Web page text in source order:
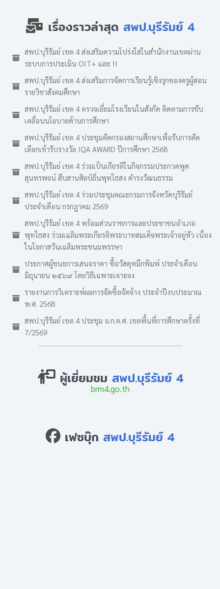
เรื่องราวล่าสุด สพป.บุรีรัมย์ 4
สพป.บุรีรัมย์ เขต 4 ส่งเสริมความโปร่งใสในสำนักงานเขตผ่าน
ระบบการประเมิน OIT+ และ II
สพป.บุรีรัมย์ เขต 4 ส่งเสริมการจัดการเรียนรู้เชิงรุกของครูผู้สอน
รายวิชาสังคมศึกษา
สพป.บุรีรัมย์ เขต 4 ตรวจเยี่ยมโรงเรียนในสังกัด ติดตามการขับ
เคลื่อนนโยบายด้านการศึกษา
สพป.บุรีรัมย์ เขต 4 ประชุมคัดกรองสถานศึกษาเพื่อรับการคัด
เลือกเข้ารับรางวัล IQA AWARD ปีการศึกษา 2568
สพป.บุรีรัมย์ เขต 4 ร่วมเป็นเกียรติในกิจกรรมประกวดพูด
สุนทรพจน์ สืบสานศิลป์ถิ่นพุทไธสง ดำรงวัฒนธรรม
สพป.บุรีรัมย์ เขต 4 ร่วมประชุมคณะกรมการจังหวัดบุรีรัมย์
ประจำเดือน กรกฎาคม 2569
สพป.บุรีรัมย์ เขต 4 พร้อมส่วนราชการและประชาชนอำเภอ
พุทไธสง ร่วมเฉลิมพระเกียรติพระบาทสมเด็จพระเจ้าอยู่หัว เนื่อง
ในโอกาสวันเฉลิมพระชนมพรรษา
ประกาศผู้ชนะการเสนอราคา ซื้อวัสดุหมึกพิมพ์ ประจำเดือน
มิถุนายน ๒๕๖๙ โดยวิธีเฉพาะเจาะจง
รายงานการวิเคราะห์ผลการจัดซื้อจัดจ้าง ประจำปีงบประมาณ
พ.ศ. 2568
สพป.บุรีรัมย์ เขต 4 ประชุม อ.ก.ค.ศ. เขตพื้นที่การศึกษาครั้งที่
7/2569
ผู้เยี่ยมชม สพป.บุรีรัมย์ 4
brm4.go.th
เฟซบุ๊ก สพป.บุรีรัมย์ 4